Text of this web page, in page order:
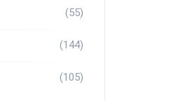
(55)
(144)
(105)